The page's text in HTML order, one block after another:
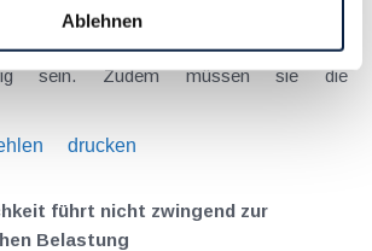
Ablehnen
müssen sie außergewöhnlich
drucken
führt nicht zwingend zur
Belastung